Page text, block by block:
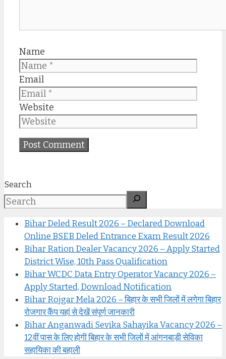
Name
Email
Website
Search
Bihar Deled Result 2026 – Declared Download
Online BSEB Deled Entrance Exam Result 2026
Bihar Ration Dealer Vacancy 2026 – Apply Started
District Wise, 10th Pass Qualification
Bihar WCDC Data Entry Operator Vacancy 2026 –
Apply Started, Download Notification
Bihar Rojgar Mela 2026 – बिहार के सभी जिलों में लगेगा बिहार
रोजगार कैंप यहां से देखें संपूर्ण जानकारी
Bihar Anganwadi Sevika Sahayika Vacancy 2026 –
12वीं पास के लिए होगी बिहार के सभी जिलों में आंगनबाड़ी सेविका
सहायिका की बहाली